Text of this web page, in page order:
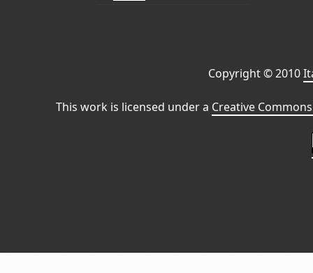
Copyright © 2010
This work is licensed under a Creative